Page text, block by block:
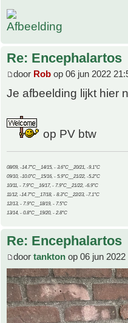
Re: Encephalartos
door Rob op 06 jun 2022
Je afbeelding lijkt hier
op PV btw
08/09, -14.7°C__14/15, - 3.6°C__20/21, -9.1°C
09/10, -10.0°C__15/16, - 5.9°C__21/22, -5.2°C
10/11, - 7.9°C__16/17, - 7.9°C__21/22, -6.9°C
11/12, -14.7°C__17/18, - 8.3°C__22/23, -7.1°C
12/13, - 7.9°C__18/19, - 7.5°C
13/14, - 0.8°C__19/20, - 2.8°C
Re: Encephalartos
door tankton op 06 jun 2022